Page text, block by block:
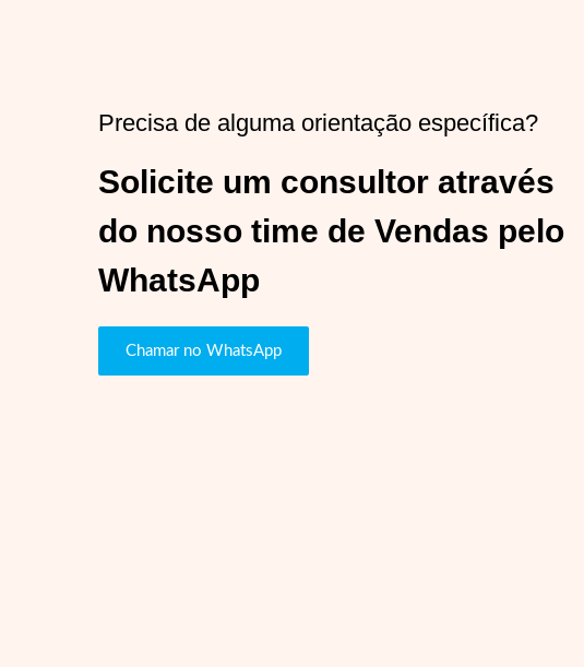
Precisa de alguma orientação específica?
Solicite um consultor através
do nosso time de Vendas pelo
WhatsApp
Chamar no WhatsApp